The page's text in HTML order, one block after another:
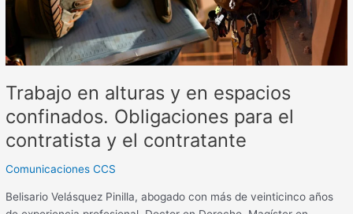
Trabajo en alturas y en espacios
confinados. Obligaciones para el
contratista y el contratante
Comunicaciones CCS
Belisario Velásquez Pinilla, abogado con más de veinticinco años
para
contratista
el
contratante